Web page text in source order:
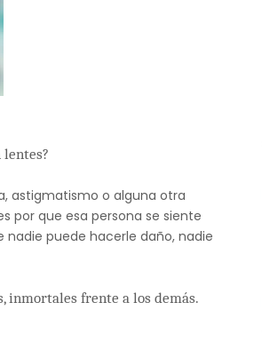
astigmatismo o alguna otra
por que esa persona se siente
puede hacerle daño, nadie
inmortales frente a los demás.